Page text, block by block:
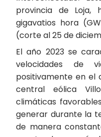
provincia de Loja,
gigavatios hora
(corte al 25 de
El año 2023 se
velocidades de
positivamente en el
central eólica
climáticas
generar durante la
de manera